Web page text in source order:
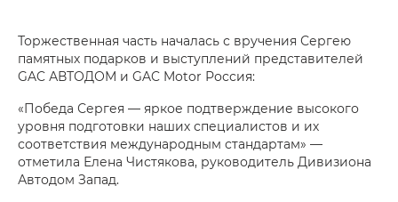
Торжественная часть началась с вручения Сергею
памятных подарков и выступлений представителей
GAC АВТОДОМ и GAC Motor Россия:
«Победа Сергея — яркое подтверждение высокого
уровня подготовки наших специалистов и их
соответствия международным стандартам» —
отметила Елена Чистякова, руководитель Дивизиона
Автодом Запад.